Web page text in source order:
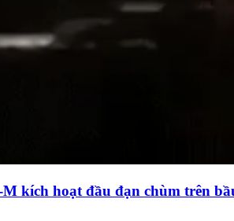
kích hoạt đầu đạn chùm trên